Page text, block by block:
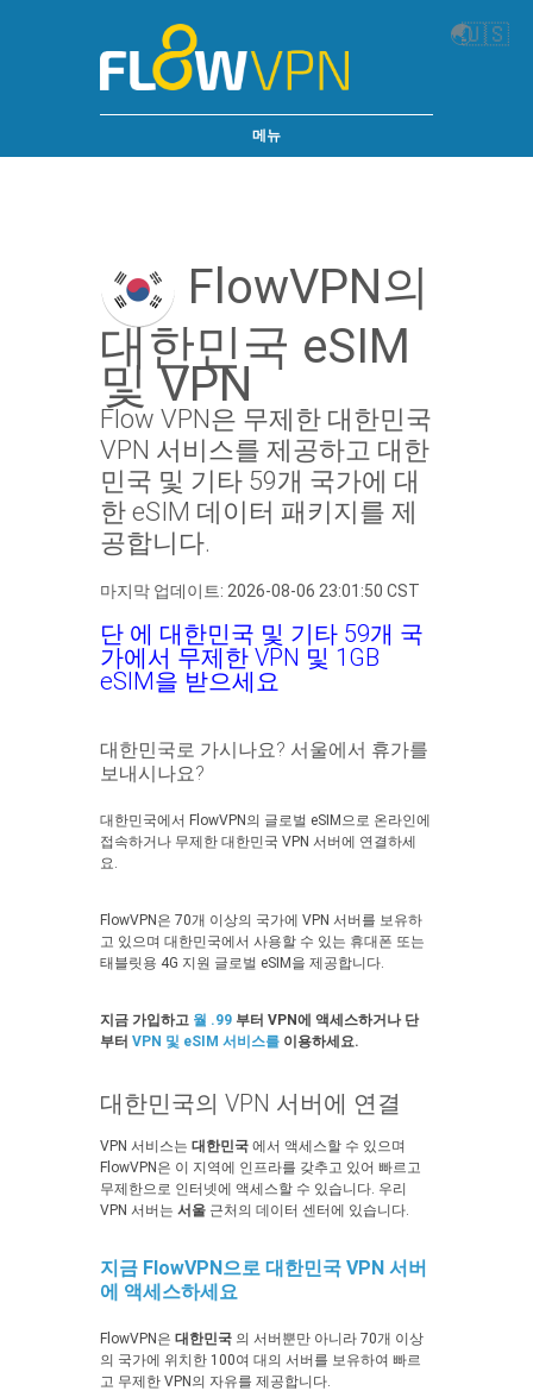
🌏🇺🇸
메뉴
FlowVPN의
대한민국 eSIM
및 VPN
Flow VPN은 무제한 대한민국
VPN 서비스를 제공하고 대한
민국 및 기타 59개 국가에 대
한 eSIM 데이터 패키지를 제
공합니다.
마지막 업데이트: 2026-08-06 23:01:50 CST
단 에 대한민국 및 기타 59개 국
가에서 무제한 VPN 및 1GB
eSIM을 받으세요
대한민국로 가시나요? 서울에서 휴가를
보내시나요?
대한민국에서 FlowVPN의 글로벌 eSIM으로 온라인에
접속하거나 무제한 대한민국 VPN 서버에 연결하세
요.
FlowVPN은 70개 이상의 국가에 VPN 서버를 보유하
고 있으며 대한민국에서 사용할 수 있는 휴대폰 또는
태블릿용 4G 지원 글로벌 eSIM을 제공합니다.
지금 가입하고 월 .99 부터 VPN에 액세스하거나 단
부터 VPN 및 eSIM 서비스를 이용하세요.
대한민국의 VPN 서버에 연결
VPN 서비스는 대한민국 에서 액세스할 수 있으며
FlowVPN은 이 지역에 인프라를 갖추고 있어 빠르고
무제한으로 인터넷에 액세스할 수 있습니다. 우리
VPN 서버는 서울 근처의 데이터 센터에 있습니다.
지금 FlowVPN으로 대한민국 VPN 서버
에 액세스하세요
FlowVPN은 대한민국 의 서버뿐만 아니라 70개 이상
의 국가에 위치한 100여 대의 서버를 보유하여 빠르
고 무제한 VPN의 자유를 제공합니다.